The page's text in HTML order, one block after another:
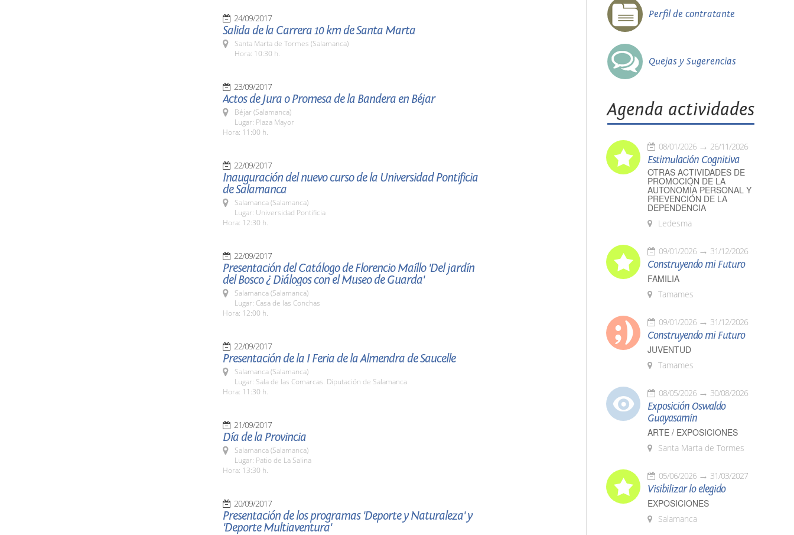
24/09/2017
Salida de la Carrera 10 km de Santa Marta
Santa Marta de Tormes (Salamanca)
Hora: 10:30 h.
23/09/2017
Actos de Jura o Promesa de la Bandera en Béjar
Béjar (Salamanca)
Lugar: Plaza Mayor
Hora: 11:00 h.
22/09/2017
Inauguración del nuevo curso de la Universidad Pontificia
de Salamanca
Salamanca (Salamanca)
Lugar: Universidad Pontificia
Hora: 12:30 h.
22/09/2017
Presentación del Catálogo de Florencio Maíllo 'Del jardín
del Bosco ¿ Diálogos con el Museo de Guarda'
Salamanca (Salamanca)
Lugar: Casa de las Conchas
Hora: 12:00 h.
22/09/2017
Presentación de la I Feria de la Almendra de Saucelle
Salamanca (Salamanca)
Lugar: Sala de las Comarcas. Diputación de Salamanca
Hora: 11:30 h.
21/09/2017
Día de la Provincia
Salamanca (Salamanca)
Lugar: Patio de La Salina
Hora: 13:30 h.
20/09/2017
Presentación de los programas 'Deporte y Naturaleza' y
'Deporte Multiaventura'
Perfil de contratante
Quejas y Sugerencias
Agenda actividades
08/01/2026 26/11/2026
Estimulación Cognitiva
OTRAS ACTIVIDADES DE
PROMOCIÓN DE LA
AUTONOMÍA PERSONAL Y
PREVENCIÓN DE LA
DEPENDENCIA
Ledesma
09/01/2026 31/12/2026
Construyendo mi Futuro
FAMILIA
Tamames
09/01/2026 31/12/2026
Construyendo mi Futuro
JUVENTUD
Tamames
08/05/2026 30/08/2026
Exposición Oswaldo
Guayasamín
ARTE / EXPOSICIONES
Santa Marta de Tormes
05/06/2026 31/03/2027
Visibilizar lo elegido
EXPOSICIONES
Salamanca